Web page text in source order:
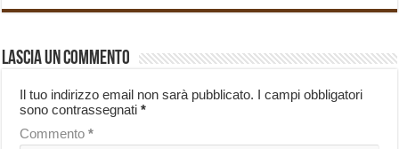
Lascia un commento
Il tuo indirizzo email non sarà pubblicato. I campi obbligatori
sono contrassegnati*
Commento*